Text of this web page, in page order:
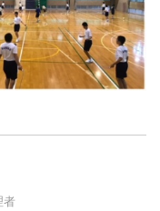
者